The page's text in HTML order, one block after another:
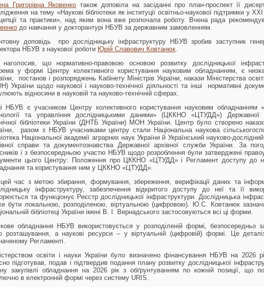
Григорівна Яковенко також доповіла на засіданні про план-проспект її
на тему «Наукові бібліотеки як інституції освітньо-наукової підтримки у ХХІ
та практики», над яким вона вже розпочала роботу. Вчена рада
до навчання у докторантурі НБУВ за державним замовленням.
доповідь про дослідницьку інфраструктуру НБУВ зробив заступник
НБУВ з наукової роботи Юрій Славович Ковтанюк
наголосив, що нормативно-правовою основою розвитку дослідницької
у формі Центру колективного користування науковим обладнанням, є
постанов і розпоряджень Кабінету Міністрів України, накази Міністерства
України щодо наукової і науково-технічної діяльності та інші нормативні
відносини в науковій та науково-технічній сферах.
НБУВ є учасником Центру колективного користування науковим обладнанням
та управління дослідницькими даними» (ЦККНО «ЦТУДД») Державної
бібліотеки України (ДНТБ України) МОН України. Центр було створено
разом з НБУВ учасниками центру стали Національна наукова
Національної академії аграрних наук України й Український науково-дослідний
справи та документознавства Державної архівної служби України. За
і з безпосередньою участю НБУВ щодо розроблення були затверджені
цього Центру: Положення про ЦККНО «ЦТУДД» і Регламент доступу до
та користування ним у ЦККНО «ЦТУДД».
час з метою збирання, формування, збереження, верифікації даних та
інфраструктуру, забезпечення відкритого доступу до неї та її
та функціонує Реєстр дослідницької інфраструктури. Дослідницька
бути локальною, розподіленою, віртуальною (цифровою). Ю.С. Ковтанюк
бібліотеці України імені В. І. Вернадського застосовуються всі ці форми.
обладнання НБУВ використовується у розподіленій формі, безпосередньо
розташування, а наукові ресурси – у віртуальній (цифровій) формі. Це
Регламенті.
освіти і науки України було визначено фінансування НБУВ на 2026
підготував, подав і підтвердив подання плану розвитку дослідницької
закупівлі обладнання на 2026 рік з обґрунтуванням по кожній позиції, що
в електронній формі через систему URIS.